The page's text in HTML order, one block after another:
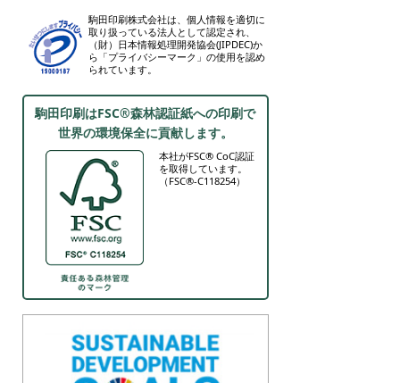
駒田印刷株式会社は、個人情報を適切に
取り扱っている法人として認定され、
（財）日本情報処理開発協会(JIPDEC)か
ら「プライバシーマーク」の使用を認め
られています。
駒田印刷はFSC®森林認証紙への印刷で
世界の環境保全に貢献します。
本社がFSC® CoC認証
を取得しています。
（FSC®-C118254）